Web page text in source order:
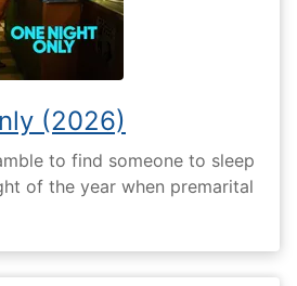
(2026)
to find someone to sleep
of the year when premarital